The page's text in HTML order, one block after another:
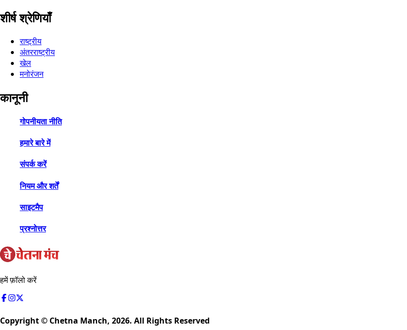
शीर्ष श्रेणियाँ
राष्ट्रीय
अंतरराष्ट्रीय
खेल
मनोरंजन
कानूनी
गोपनीयता नीति
हमारे बारे में
संपर्क करें
नियम और शर्तें
साइटमैप
प्रश्नोत्तर
हमें फ़ॉलो करें
Copyright © Chetna Manch, 2026. All Rights Reserved